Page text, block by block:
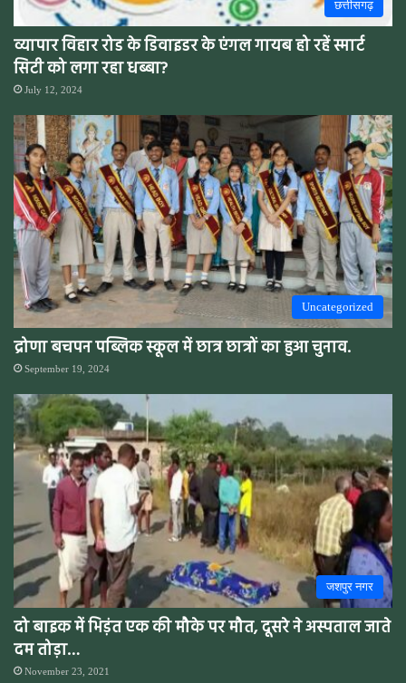
छत्तीसगढ़
व्यापार विहार रोड के डिवाइडर के एंगल गायब हो रहें स्मार्ट
सिटी को लगा रहा धब्बा?
July 12, 2024
Uncategorized
द्रोणा बचपन पब्लिक स्कूल में छात्र छात्रों का हुआ चुनाव.
September 19, 2024
जशपुर नगर
दो बाइक में भिड़ंत एक की मौके पर मौत, दूसरे ने अस्पताल जाते
दम तोड़ा…
November 23, 2021